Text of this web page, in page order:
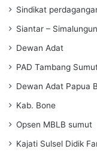
Sindikat
Siantar –
Dewan Adat
PAD Tambang
Dewan Adat Papua
Kab. Bone
Opsen MBLB sumut
Kajati Sulsel Didik